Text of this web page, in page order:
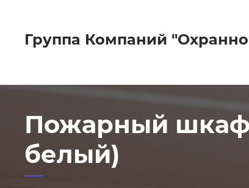
Группа Компаний
Пожарный шкаф
белый)